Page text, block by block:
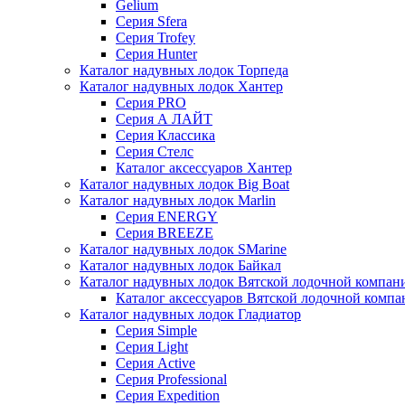
Gelium
Серия Sfera
Серия Trofey
Серия Hunter
Каталог надувных лодок Торпеда
Каталог надувных лодок Хантер
Серия PRO
Серия А ЛАЙТ
Серия Классика
Серия Стелс
Каталог аксессуаров Хантер
Каталог надувных лодок Big Boat
Каталог надувных лодок Marlin
Серия ENERGY
Серия BREEZE
Каталог надувных лодок SMarine
Каталог надувных лодок Байкал
Каталог надувных лодок Вятской лодочной
Каталог аксессуаров Вятской лодочной
Каталог надувных лодок Гладиатор
Серия Simple
Серия Light
Серия Active
Серия Professional
Серия Expedition